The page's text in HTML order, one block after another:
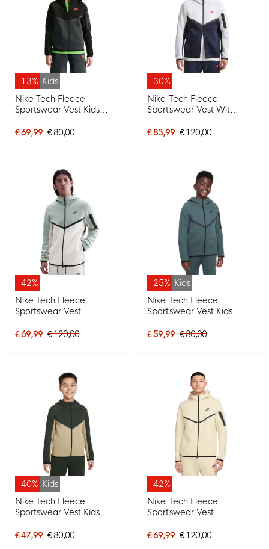
-13% Kids
Nike Tech Fleece
Sportswear Vest Kids
€ 69,99 € 80,00
-30%
Nike Tech Fleece
Sportswear Vest Wit
€ 83,99 € 120,00
-42%
Nike Tech Fleece
Sportswear Vest
€ 69,99 € 120,00
-25% Kids
Nike Tech Fleece
Sportswear Vest Kids
€ 59,99 € 80,00
-40% Kids
Nike Tech Fleece
Sportswear Vest Kids
€ 47,99 € 80,00
-42%
Nike Tech Fleece
Sportswear Vest
€ 69,99 € 120,00